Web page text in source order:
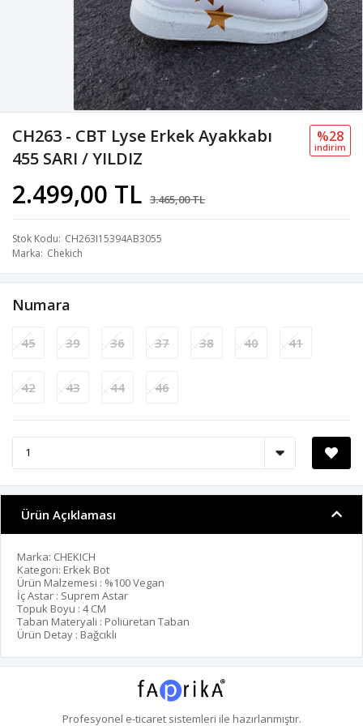
CH263 - CBT Lyse Erkek Ayakkabı
455 SARI / YILDIZ
2.499,00 TL 3.465,00 TL
%28
i̇ndi̇ri̇m
Stok Kodu CH263I15394AB3055
Marka Chekich
Numara
45 39 36 37 38 40 41
42 43 44 46
Ürün Açıklaması
Marka: CHEKICH
Kategori: Erkek Bot
Ürün Malzemesi : %100 Vegan
İç Astar : Suprem Astar
Topuk Boyu : 4 CM
Taban Materyali : Poliüretan Taban
Ürün Detay : Bağcıklı
Profesyonel e-ticaretsistemleri ile hazırlanmıştır.